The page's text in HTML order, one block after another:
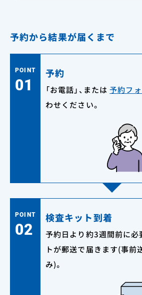
予約から結果が届くまで
POINT
01
予約
「お電話」、または予約フ
わせください。
POINT
02
検査キット到着
予約日より約3週間前に必
トが郵送で届きます(事前
み)。